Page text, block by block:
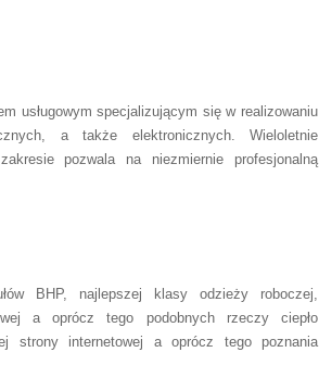
usługowym specjalizującym się w realizowaniu
a także elektronicznych. Wieloletnie
pozwala na niezmiernie profesjonalną
BHP, najlepszej klasy odzieży roboczej,
a oprócz tego podobnych rzeczy ciepło
strony internetowej a oprócz tego poznania